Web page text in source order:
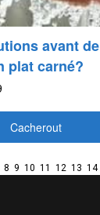
avant de
plat carné?
Cacherout
8 9 10 11 12 13 14